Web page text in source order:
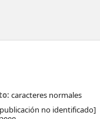
caracteres normales
no identificado]